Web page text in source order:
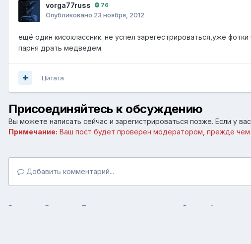
vorga77russ 76
Опубликовано 23 ноября, 2012
ещё один кисоклассник. не успел зарегестрироваться,уже
парня драть медведем.
Цитата
Присоединяйтесь к обсуждению
Вы можете написать сейчас и зарегистрироваться позже. Если у вас
Примечание: Ваш пост будет проверен модератором, прежде чем
Добавить комментарий...
Главная Галерея Пользовательские галереи Фото 2